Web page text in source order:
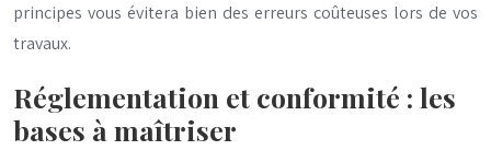
principes vous évitera bien des erreurs coûteuses lors de vos
travaux.
Réglementation et conformité : les
bases à maîtriser